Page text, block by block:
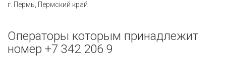
г. Пермь, Пермский край
Операторы которым принадлежит
номер +7 342 206 9